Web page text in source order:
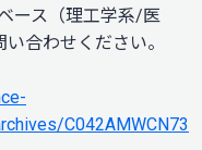
ース（理工学系/医
合わせください。
C042AMWCN73